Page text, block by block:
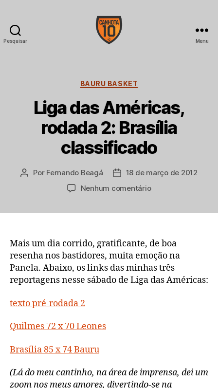
Pesquisar Menu
Categorias
BAURU BASKET
Liga das Américas,
rodada 2: Brasília
classificado
Autor
Por Fernando Beagá
Data18 de março de 2012
Nenhum comentárioem
2:
Brasília
classificado
Mais um dia corrido, gratificante, de boa
resenha nos bastidores, muita emoção na
Panela. Abaixo, os links das minhas três
reportagens nesse sábado de Liga das Américas:
texto pré-rodada 2
Quilmes 72 x 70 Leones
Brasília 85 x 74 Bauru
(Lá do meu cantinho, na área de imprensa, dei um
zoom nos meus amores, divertindo-se na